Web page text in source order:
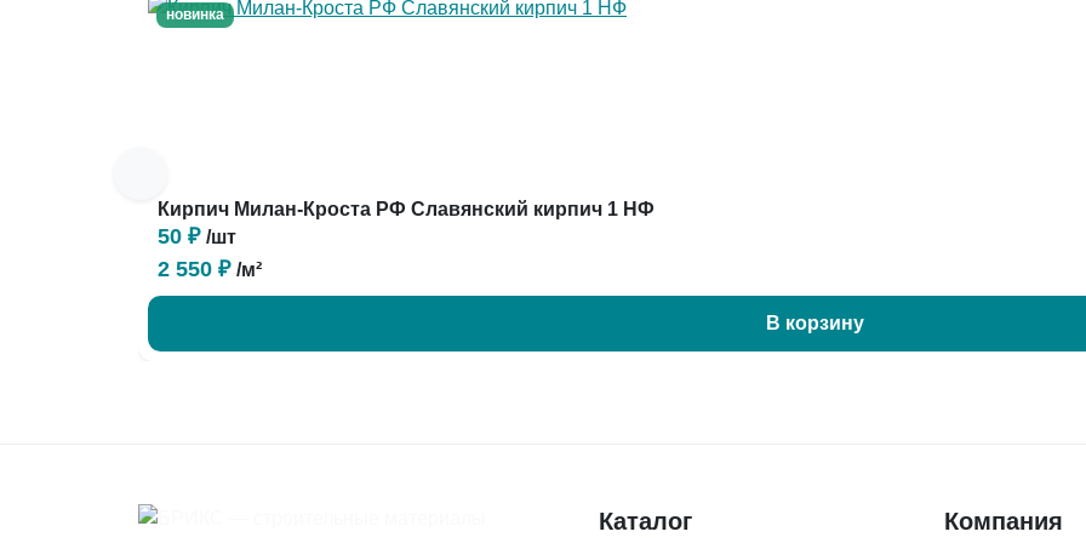
Кирпич Милан-Кроста РФ Славянский кирпич 1 НФ
50 ₽ /шт
2 550 ₽ /м²
новинка
В корзину
Каталог Компания